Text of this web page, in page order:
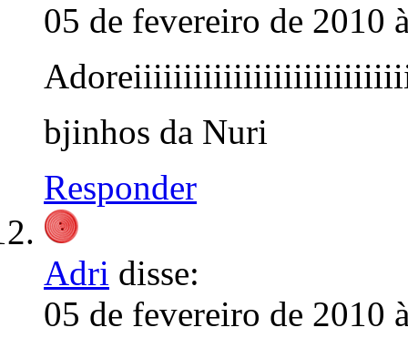
05 de fevereiro de 2010
bjinhos da Nuri
Responder
Adri disse:
05 de fevereiro de 2010